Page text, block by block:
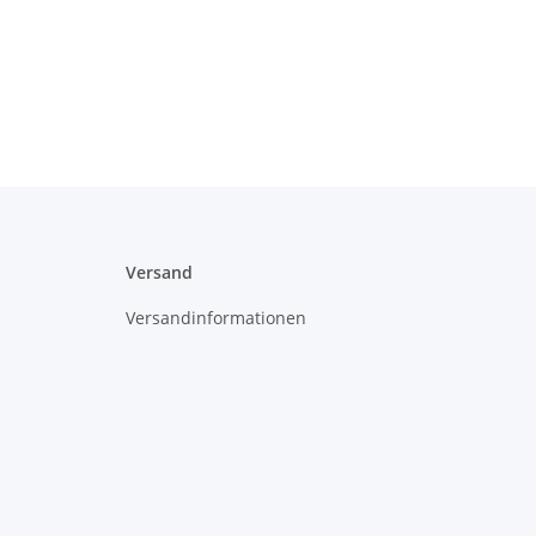
Versand
Versandinformationen